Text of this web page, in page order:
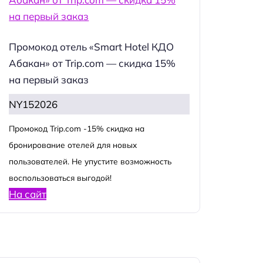
Промокод отель «Smart Hotel КДО
Абакан» от Trip.com — скидка 15%
на первый заказ
NY152026
Промокод Trip.com -15% скидка на
бронирование отелей для новых
пользователей. Не упустите возможность
воспользоваться выгодой!
На сайт